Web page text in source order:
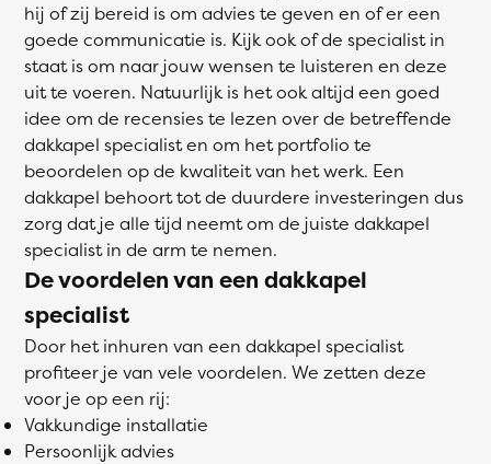
hij of zij bereid is om advies te geven en of er een
goede communicatie is. Kijk ook of de specialist in
staat is om naar jouw wensen te luisteren en deze
uit te voeren. Natuurlijk is het ook altijd een goed
idee om de recensies te lezen over de betreffende
dakkapel specialist en om het portfolio te
beoordelen op de kwaliteit van het werk. Een
dakkapel behoort tot de duurdere investeringen dus
zorg dat je alle tijd neemt om de juiste dakkapel
specialist in de arm te nemen.
De voordelen van een dakkapel
specialist
Door het inhuren van een dakkapel specialist
profiteer je van vele voordelen. We zetten deze
voor je op een rij:
Vakkundige installatie
Persoonlijk advies